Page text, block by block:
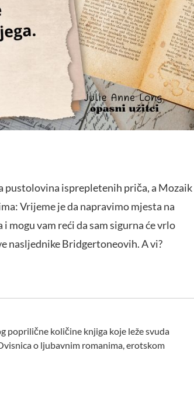
pustolovina isprepletenih priča, a Mozaik
Vrijeme je da napravimo mjesta na
vam reći da sam sigurna će vrlo
nasljednike Bridgertoneovih. A vi?
poprilične količine knjiga koje leže svuda
o ljubavnim romanima, erotskom